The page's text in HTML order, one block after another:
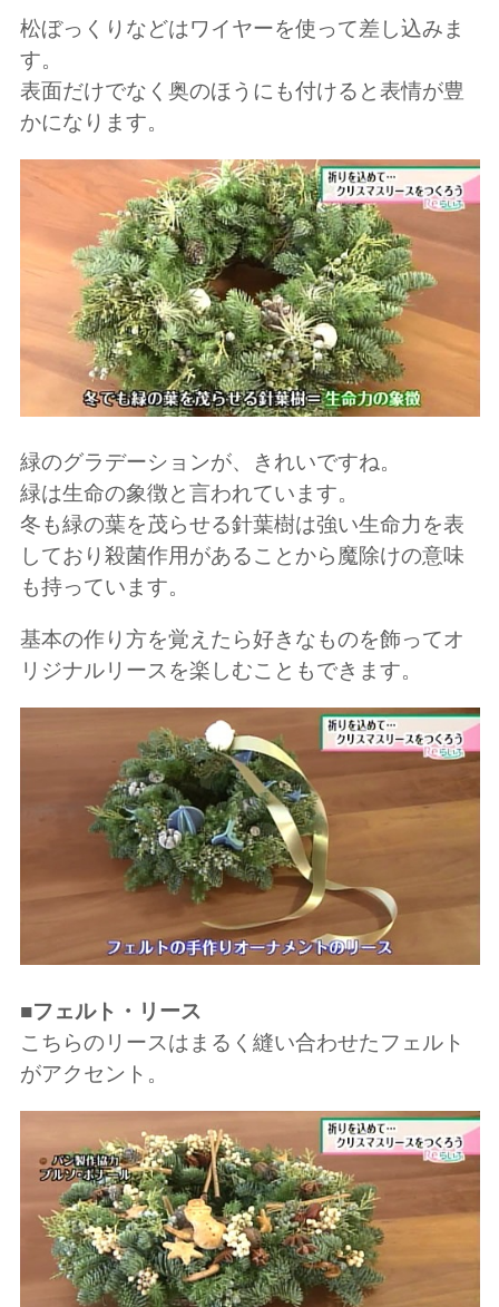
松ぼっくりなどはワイヤーを使って差し込みま
す。
表面だけでなく奥のほうにも付けると表情が豊
かになります。
緑のグラデーションが、きれいですね。
緑は生命の象徴と言われています。
冬も緑の葉を茂らせる針葉樹は強い生命力を表
しており殺菌作用があることから魔除けの意味
も持っています。
基本の作り方を覚えたら好きなものを飾ってオ
リジナルリースを楽しむこともできます。
■フェルト・リース
こちらのリースはまるく縫い合わせたフェルト
がアクセント。